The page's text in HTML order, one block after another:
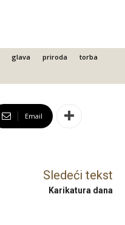
glava priroda
torba
Email
Sledeći tekst
Karikatura dana